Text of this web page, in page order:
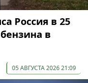
Россия в 25
в
05 АВГУСТА 2026 21:09